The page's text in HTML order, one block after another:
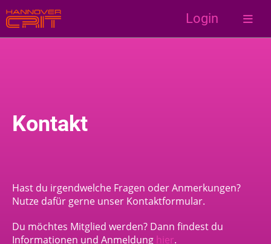
Login
Kontakt
Hast du irgendwelche Fragen oder Anmerkungen?
Nutze dafür gerne unser Kontaktformular.
Du möchtes Mitglied werden? Dann findest du
Informationen und Anmeldung hier.